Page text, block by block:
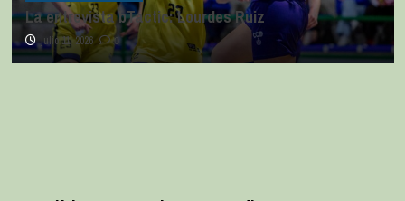
La entrevista bTactic: Lourdes Ruiz
julio 11, 2026 0